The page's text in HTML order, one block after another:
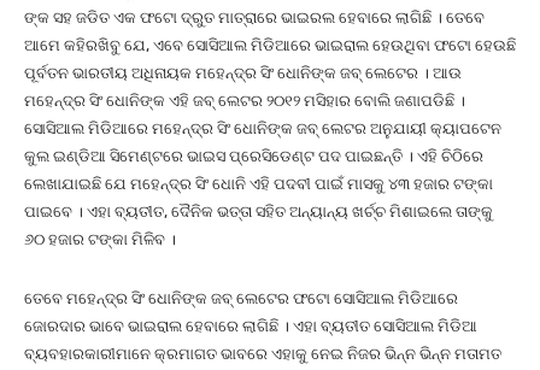
ଙ୍କ ସହ ଜଡିତ ଏକ ଫଟୋ ଦ୍ରୁତ ମାତ୍ରାରେ ଭାଇରଲ ହେବାରେ ଲାଗିଛି । ତେବେ
ଆମେ କହିରଖିବୁ ଯେ, ଏବେ ସୋସିଆଲ ମିଡିଆରେ ଭାଇରାଲ ହେଉଥିବା ଫଟୋ ହେଉଛି
ପୂର୍ବତନ ଭାରତୀୟ ଅଧିନାୟକ ମହେନ୍ଦ୍ର ସିଂ ଧୋନିଙ୍କ ଜବ୍ ଲେଟେର । ଆଉ
ମହେନ୍ଦ୍ର ସିଂ ଧୋନିଙ୍କ ଏହି ଜବ୍ ଲେଟର ୨୦୧୨ ମସିହାର ବୋଲି ଜଣାପଡିଛି ।
ସୋସିଆଲ ମିଡିଆରେ ମହେନ୍ଦ୍ର ସିଂ ଧୋନିଙ୍କ ଜବ୍ ଲେଟର ଅନୁଯାୟୀ କ୍ୟାପଟେନ
କୁଲ ଇଣ୍ଡିଆ ସିମେଣ୍ଟରେ ଭାଇସ ପ୍ରେସିଡେଣ୍ଟ ପଦ ପାଇଛନ୍ତି । ଏହି ଚିଠିରେ
ଲେଖାଯାଇଛି ଯେ ମହେନ୍ଦ୍ର ସିଂ ଧୋନି ଏହି ପଦବୀ ପାଇଁ ମାସକୁ ୪୩ ହଜାର ଟଙ୍କା
ପାଇବେ । ଏହା ବ୍ୟତୀତ, ଦୈନିକ ଭତ୍ତା ସହିତ ଅନ୍ୟାନ୍ୟ ଖର୍ଚ୍ଚ ମିଶାଇଲେ ତାଙ୍କୁ
୬୦ ହଜାର ଟଙ୍କା ମିଳିବ ।
ତେବେ ମହେନ୍ଦ୍ର ସିଂ ଧୋନିଙ୍କ ଜବ୍ ଲେଟେର ଫଟୋ ସୋସିଆଲ ମିଡିଆରେ
ଜୋରଦାର ଭାବେ ଭାଇରାଲ ହେବାରେ ଲାଗିଛି । ଏହା ବ୍ୟତୀତ ସୋସିଆଲ ମିଡିଆ
ବ୍ୟବହାରକାରୀମାନେ କ୍ରମାଗତ ଭାବରେ ଏହାକୁ ନେଇ ନିଜର ଭିନ୍ନ ଭିନ୍ନ ମତାମତ